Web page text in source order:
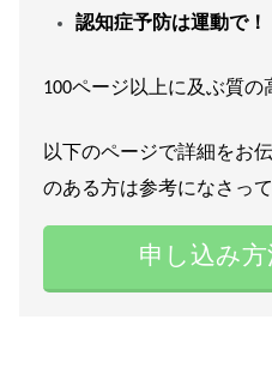
認知症予防は運動で
100ページ以上に及ぶ質の
以下のページで詳細をお
のある方は参考になさって
申し込み